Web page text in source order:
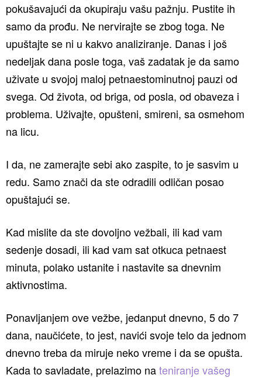
pokušavajući da okupiraju vašu pažnju. Pustite ih
samo da prođu. Ne nervirajte se zbog toga. Ne
upuštajte se ni u kakvo analiziranje. Danas i još
nedeljak dana posle toga, vaš zadatak je da samo
uživate u svojoj maloj petnaestominutnoj pauzi od
svega. Od života, od briga, od posla, od obaveza i
problema. Uživajte, opušteni, smireni, sa osmehom
na licu.
I da, ne zamerajte sebi ako zaspite, to je sasvim u
redu. Samo znači da ste odradili odličan posao
opuštajući se.
Kad mislite da ste dovoljno vežbali, ili kad vam
sedenje dosadi, ili kad vam sat otkuca petnaest
minuta, polako ustanite i nastavite sa dnevnim
aktivnostima.
Ponavljanjem ove vežbe, jedanput dnevno, 5 do 7
dana, naučićete, to jest, navići svoje telo da jednom
dnevno treba da miruje neko vreme i da se opušta.
Kada to savladate, prelazimo nateniranje vašeg